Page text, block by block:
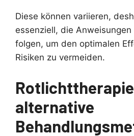
Diese können variieren,
essenziell, die
folgen, um den optimalen
Risiken zu vermeiden.
alternative